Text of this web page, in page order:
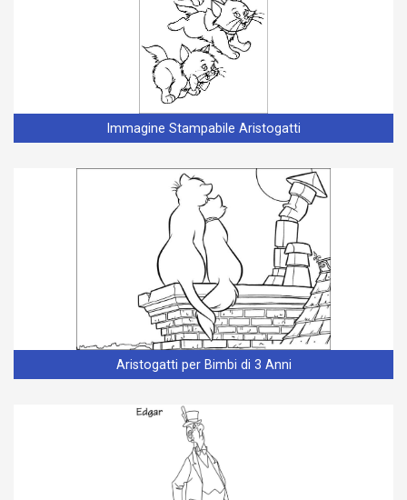
Immagine Stampabile Aristogatti
Aristogatti per Bimbi di 3 Anni